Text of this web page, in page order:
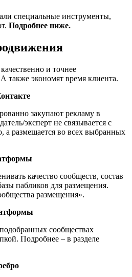
специальные инструменты,
Подробнее ниже.
и точнее
А также экономят время клиента.
закупают рекламу в
эксперт не связывается с
размещается во всех выбранных
качество сообществ, состав
пабликов для размещения.
размещения».
сообществах
Подробнее – в разделе